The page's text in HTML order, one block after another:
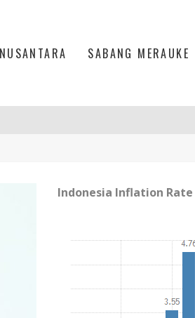
SABANG MERAUKE
Indonesia Inflation Rate